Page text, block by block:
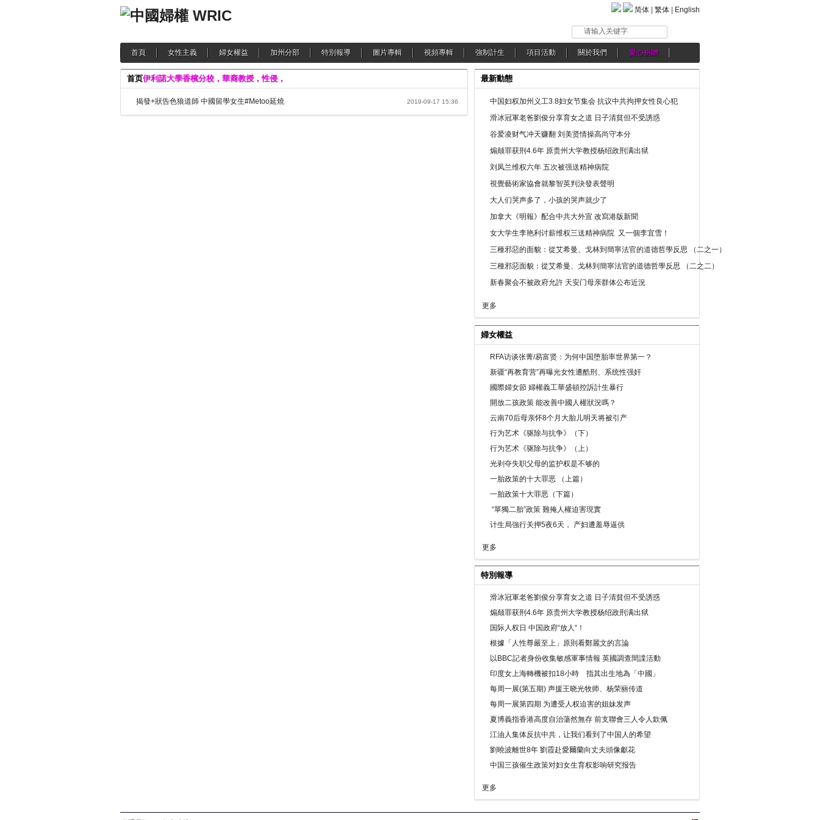
简体 繁体 English
请输入关键字
首頁 女性主義 婦女權益 加州分部 特別報導 圖片專輯 視頻專輯 強制計生 項目活動 關於我們 愛心捐贈
首页伊利諾大學香檳分校，華裔教授，性侵，
揭發+狀告色狼道師 中國留學女生#Metoo延燒 2019-09-17 15:36
最新動態
中国妇权加州义工3.8妇女节集会 抗议中共拘押女性良心犯
滑冰冠軍老爸劉俊分享育女之道 日子清貧但不受誘惑
谷爱凌财气冲天赚翻 刘美贤情操高尚守本分
煽颠罪获刑4.6年 原贵州大学教授杨绍政刑满出狱
刘凤兰维权六年 五次被强送精神病院
視覺藝術家協會就黎智英判決發表聲明
大人们哭声多了，小孩的哭声就少了
加拿大《明報》配合中共大外宣 改寫港版新聞
女大学生李艳利讨薪维权三送精神病院 又一個李宜雪！
三種邪惡的面貌：從艾希曼、戈林到簡寧法官的道德哲學反思 （二之一）
三種邪惡面貌：從艾希曼、戈林到簡寧法官的道德哲學反思 （二之二）
新春聚会不被政府允許 天安门母亲群体公布近況
更多
婦女權益
RFA访谈张菁/易富贤：为何中国堕胎率世界第一？
新疆“再教育营”再曝光女性遭酷刑、系统性强奸
國際婦女節 婦權義工華盛頓控訴計生暴行
開放二孩政策 能改善中國人權狀況嗎？
云南70后母亲怀8个月大胎儿明天将被引产
行为艺术《驱除与抗争》（下）
行为艺术《驱除与抗争》（上）
光剥夺失职父母的监护权是不够的
一胎政策的十大罪恶 （上篇）
一胎政策十大罪恶（下篇）
“單獨二胎”政策 難掩人權迫害現實
计生局強行关押5夜6天， 产妇遭羞辱逼供
更多
特別報導
滑冰冠軍老爸劉俊分享育女之道 日子清貧但不受誘惑
煽颠罪获刑4.6年 原贵州大学教授杨绍政刑满出狱
国际人权日 中国政府“放人“！
根據「人性尊嚴至上」原則看鄭麗文的言論
以BBC記者身份收集敏感軍事情報 英國調查間諜活動
印度女上海轉機被扣18小時 指其出生地為「中國」
每周一展(第五期) 声援王晓光牧师、杨荣丽传道
每周一展第四期 为遭受人权迫害的姐妹发声
夏博義指香港高度自治蕩然無存 前支聯會三人令人欽佩
江油人集体反抗中共，让我们看到了中国人的希望
劉曉波離世8年 劉霞赴愛爾蘭向丈夫頭像獻花
中国三孩催生政策对妇女生育权影响研究报告
更多